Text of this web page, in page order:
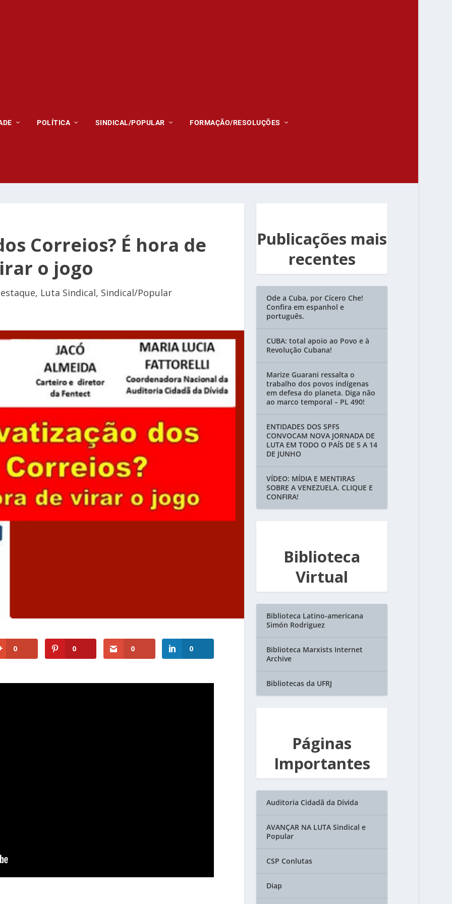
POLÍTICA SINDICAL/POPULAR FORMAÇÃO/RESOLUÇÕES
Correios? É hora de
o jogo
, Luta Sindical, Sindical/Popular
0 0 0 0
Publicações mais
recentes
Ode a Cuba, por Cícero Che!
Confira em espanhol e
português.
CUBA: total apoio ao Povo e à
Revolução Cubana!
Marize Guarani ressalta o
trabalho dos povos indígenas
em defesa do planeta. Diga não
ao marco temporal – PL 490!
ENTIDADES DOS SPFS
CONVOCAM NOVA JORNADA DE
LUTA EM TODO O PAÍS DE 5 A 14
DE JUNHO
VÍDEO: MÍDIA E MENTIRAS
SOBRE A VENEZUELA. CLIQUE E
CONFIRA!
Biblioteca
Virtual
Biblioteca Latino-americana
Simón Rodriguez
Biblioteca Marxists Internet
Archive
Bibliotecas da UFRJ
Páginas
Importantes
Auditoria Cidadã da Dívida
AVANÇAR NA LUTA Sindical e
Popular
CSP Conlutas
Diap